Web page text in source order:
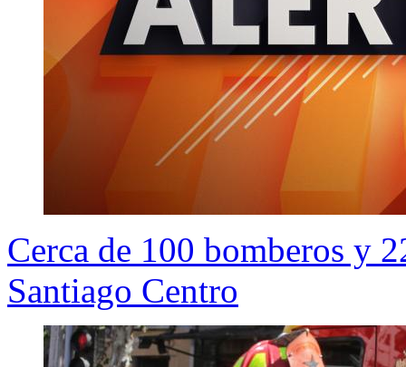
Cerca de 100 bomberos y
Santiago Centro